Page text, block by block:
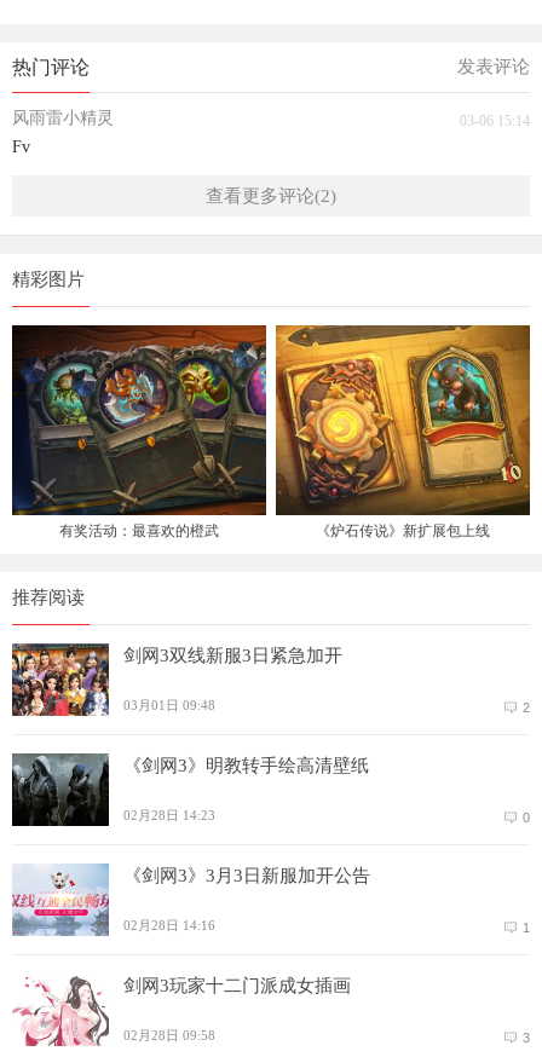
热门评论 发表评论
风雨雷小精灵 03-06 15:14
Fv
查看更多评论(2)
精彩图片
有奖活动：最喜欢的橙武 《炉石传说》新扩展包上线
推荐阅读
剑网3双线新服3日紧急加开
03月01日 09:48 2
《剑网3》明教转手绘高清壁纸
02月28日 14:23 0
《剑网3》3月3日新服加开公告
02月28日 14:16 1
剑网3玩家十二门派成女插画
02月28日 09:58 3